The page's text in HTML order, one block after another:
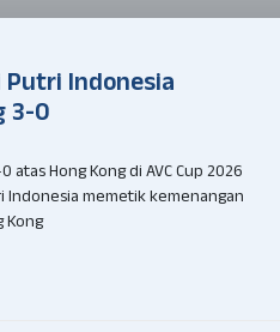
Putri Indonesia
3-0
Hong Kong di AVC Cup 2026
memetik kemenangan
Kong